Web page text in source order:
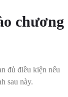
chương
đủ điều kiện nếu
sau này.